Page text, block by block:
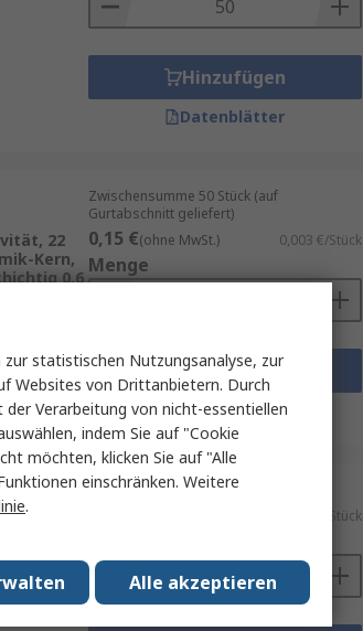
Hinzufügen
Datenblätter
22
Kern,
0.6
Zwischensumme 50 Stück (auf
Gurtabschnitt geliefert)
0,15 €(ohne MwSt.) 0,003 €/Stück
Menge
Hinzufügen
Datenblätter
0.6
Zwischensumme (1 Rolle mit 50 Stück)
0,003 €/Stück
statistischen Nutzungsanalyse, zur
Websites von Drittanbietern. Durch
Verarbeitung von nicht-essentiellen
indem Sie auf "Cookie
möchten, klicken Sie auf "Alle
einschränken. Weitere
.
Alle akzeptieren